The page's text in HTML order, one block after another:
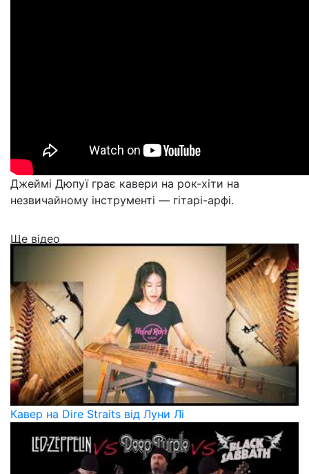
Джеймі Дюпуї грає кавери на рок-хіти на
незвичайному інструменті — гітарі-арфі.
Ще відео
Кавер на Dire Straits від Луни Лі